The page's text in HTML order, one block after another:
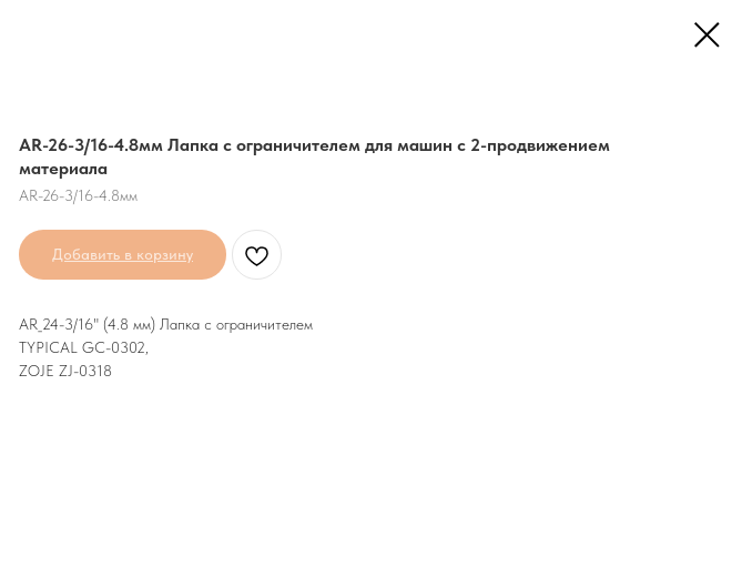
AR-26-3/16-4.8мм Лапка с ограничителем для машин с 2-продвижением
материала
AR-26-3/16-4.8мм
Добавить в корзину
AR_24-3/16" (4.8 мм) Лапка с ограничителем
TYPICAL GC-0302,
ZOJE ZJ-0318